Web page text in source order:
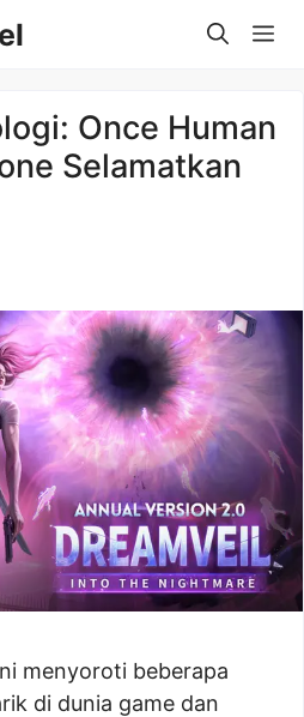
Once Human
Selamatkan
menyoroti beberapa
di dunia game dan